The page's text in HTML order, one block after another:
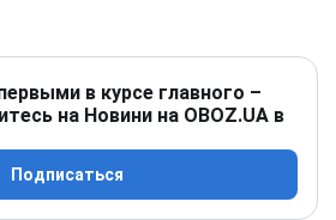
в курсе главного –
на Новини на OBOZ.UA в
Подписаться